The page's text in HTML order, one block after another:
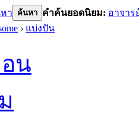
า ค้นหา คำค้นยอดนิยม: อาจาร
› แบ่งปัน
อน